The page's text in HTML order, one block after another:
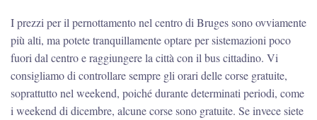
I prezzi per il pernottamento nel centro di Bruges sono ovviamente
più alti, ma potete tranquillamente optare per sistemazioni poco
fuori dal centro e raggiungere la città con il bus cittadino. Vi
consigliamo di controllare sempre gli orari delle corse gratuite,
soprattutto nel weekend, poiché durante determinati periodi, come
i weekend di dicembre, alcune corse sono gratuite. Se invece siete